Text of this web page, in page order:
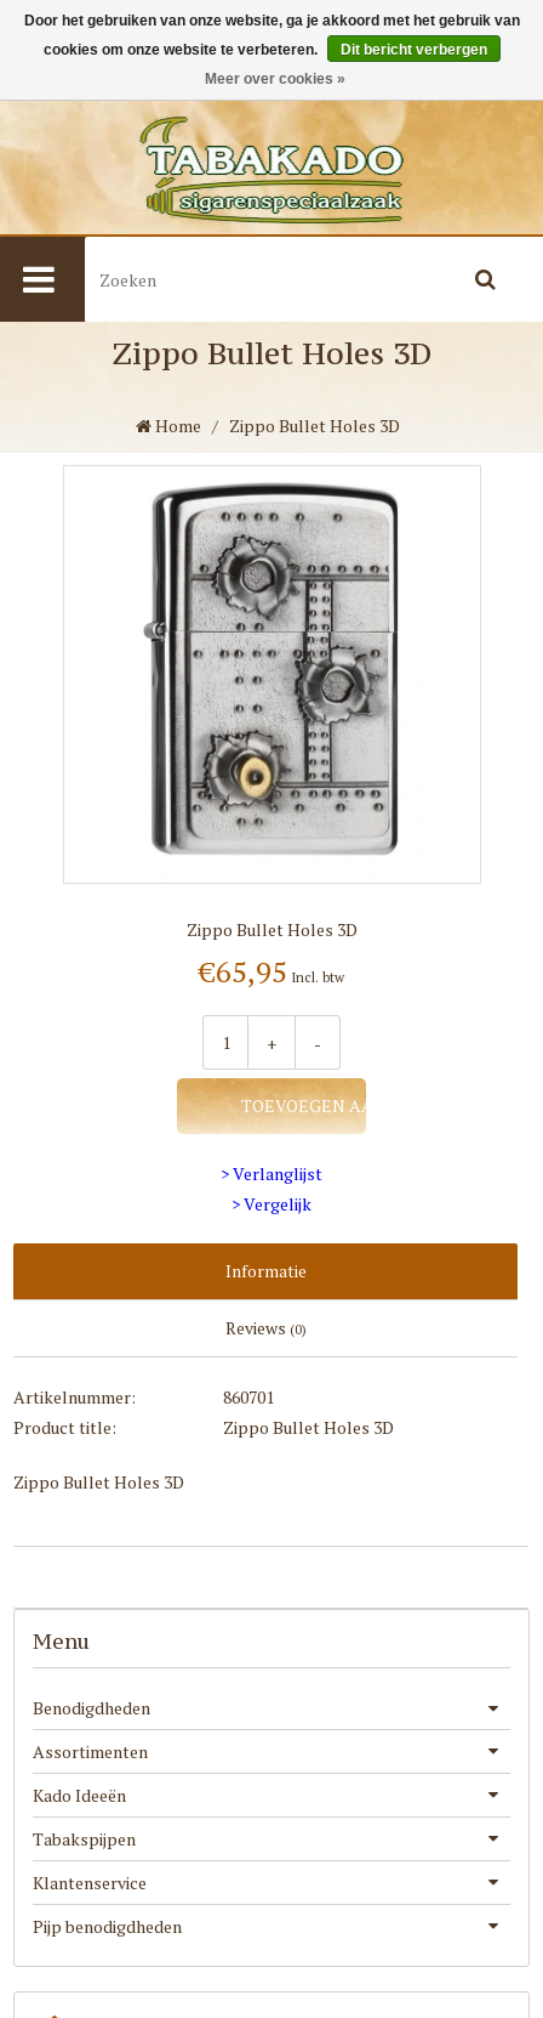
Zippo Bullet Holes 3D
Home / Zippo Bullet Holes 3D
Zippo Bullet Holes 3D
€65,95 Incl. btw
+ -
TOEVOEGEN AAN WINKELWAGEN
> Verlanglijst
> Vergelijk
Informatie
Reviews (0)
Artikelnummer:
860701
Product title:
Zippo Bullet Holes 3D
Zippo Bullet Holes 3D
Menu
Benodigdheden
Assortimenten
Kado Ideeën
Tabakspijpen
Klantenservice
Pijp benodigdheden
Door het gebruiken van onze website, ga je akkoord met het gebruik van
cookies om onze website te verbeteren.
Dit bericht verbergen
Meer over cookies »